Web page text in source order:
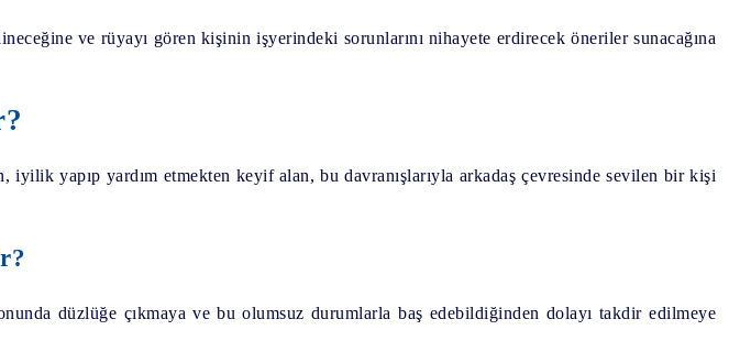
ve rüyayı gören kişinin işyerindeki sorunlarını nihayete erdirecek öneriler sunacağına
iyilik yapıp yardım etmekten keyif alan, bu davranışlarıyla arkadaş çevresinde sevilen bir kişi
düzlüğe çıkmaya ve bu olumsuz durumlarla baş edebildiğinden dolayı takdir edilmeye